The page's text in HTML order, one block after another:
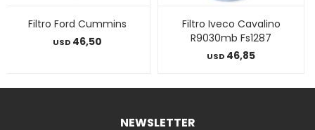
Filtro Ford Cummins
USD 46,50
Filtro Iveco Cavalino
R9030mb Fs1287
USD 46,85
NEWSLETTER